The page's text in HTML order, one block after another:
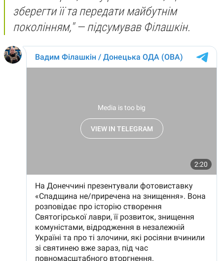
зберегти її та передати майбутнім
поколінням," — підсумував Філашкін.